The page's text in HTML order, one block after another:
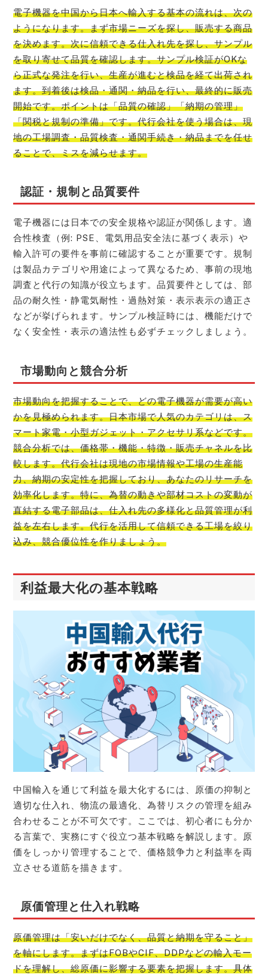
電子機器を中国から日本へ輸入する基本の流れは、次の
ようになります。まず市場ニーズを探し、販売する商品
を決めます。次に信頼できる仕入れ先を探し、サンプル
を取り寄せて品質を確認します。サンプル検証がOKな
ら正式な発注を行い、生産が進むと検品を経て出荷され
ます。到着後は検品・通関・納品を行い、最終的に販売
開始です。ポイントは「品質の確認」「納期の管理」
「関税と規制の準備」です。代行会社を使う場合は、現
地の工場調査・品質検査・通関手続き・納品までを任せ
ることで、ミスを減らせます。
認証・規制と品質要件
電子機器には日本での安全規格や認証が関係します。適
合性検査（例: PSE、電気用品安全法に基づく表示）や
輸入許可の要件を事前に確認することが重要です。規制
は製品カテゴリや用途によって異なるため、事前の現地
調査と代行の知識が役立ちます。品質要件としては、部
品の耐久性・静電気耐性・過熱対策・表示表示の適正さ
などが挙げられます。サンプル検証時には、機能だけで
なく安全性・表示の適法性も必ずチェックしましょう。
市場動向と競合分析
市場動向を把握することで、どの電子機器が需要が高い
かを見極められます。日本市場で人気のカテゴリは、ス
マート家電・小型ガジェット・アクセサリ系などです。
競合分析では、価格帯・機能・特徴・販売チャネルを比
較します。代行会社は現地の市場情報や工場の生産能
力、納期の安定性を把握しており、あなたのリサーチを
効率化します。特に、為替の動きや部材コストの変動が
直結する電子部品は、仕入れ先の多様化と品質管理が利
益を左右します。代行を活用して信頼できる工場を絞り
込み、競合優位性を作りましょう。
利益最大化の基本戦略
中国輸入を通じて利益を最大化するには、原価の抑制と
適切な仕入れ、物流の最適化、為替リスクの管理を組み
合わせることが不可欠です。ここでは、初心者にも分か
る言葉で、実務にすぐ役立つ基本戦略を解説します。原
価をしっかり管理することで、価格競争力と利益率を両
立させる道筋を描きます。
原価管理と仕入れ戦略
原価管理は「安いだけでなく、品質と納期を守ること」
を軸にします。まずはFOBやCIF、DDPなどの輸入モー
ドを理解し、総原価に影響する要素を把握します。具体